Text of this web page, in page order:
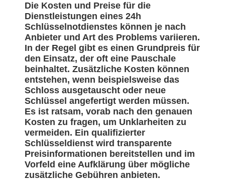
Die Kosten und Preise für die
Dienstleistungen eines 24h
Schlüsselnotdienstes können je nach
Anbieter und Art des Problems variieren.
In der Regel gibt es einen Grundpreis für
den Einsatz, der oft eine Pauschale
beinhaltet. Zusätzliche Kosten können
entstehen, wenn beispielsweise das
Schloss ausgetauscht oder neue
Schlüssel angefertigt werden müssen.
Es ist ratsam, vorab nach den genauen
Kosten zu fragen, um Unklarheiten zu
vermeiden. Ein qualifizierter
Schlüsseldienst wird transparente
Preisinformationen bereitstellen und im
Vorfeld eine Aufklärung über mögliche
zusätzliche Gebühren anbieten.